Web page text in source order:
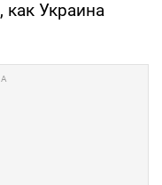
, как Украина